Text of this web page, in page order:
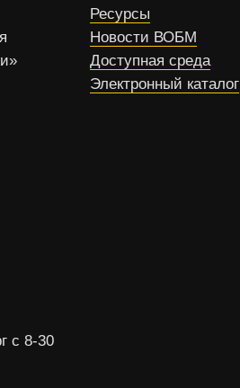
с 8-30
Ресурсы
Новости ВОБМ
Доступная среда
Электронный каталог